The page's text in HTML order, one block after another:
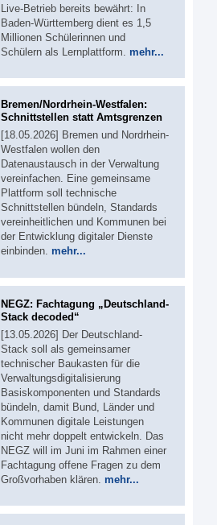
Live-Betrieb bereits bewährt: In
Baden-Württemberg dient es 1,5
Millionen Schülerinnen und
Schülern als Lernplattform. mehr...
Bremen/Nordrhein-Westfalen:
Schnittstellen statt Amtsgrenzen
[18.05.2026] Bremen und Nordrhein-
Westfalen wollen den
Datenaustausch in der Verwaltung
vereinfachen. Eine gemeinsame
Plattform soll technische
Schnittstellen bündeln, Standards
vereinheitlichen und Kommunen bei
der Entwicklung digitaler Dienste
einbinden. mehr...
NEGZ: Fachtagung „Deutschland-
Stack decoded“
[13.05.2026] Der Deutschland-
Stack soll als gemeinsamer
technischer Baukasten für die
Verwaltungsdigitalisierung
Basiskomponenten und Standards
bündeln, damit Bund, Länder und
Kommunen digitale Leistungen
nicht mehr doppelt entwickeln. Das
NEGZ will im Juni im Rahmen einer
Fachtagung offene Fragen zu dem
Großvorhaben klären. mehr...